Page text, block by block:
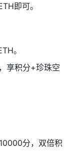
即可。
。
享积分+珍珠空
分，双倍积